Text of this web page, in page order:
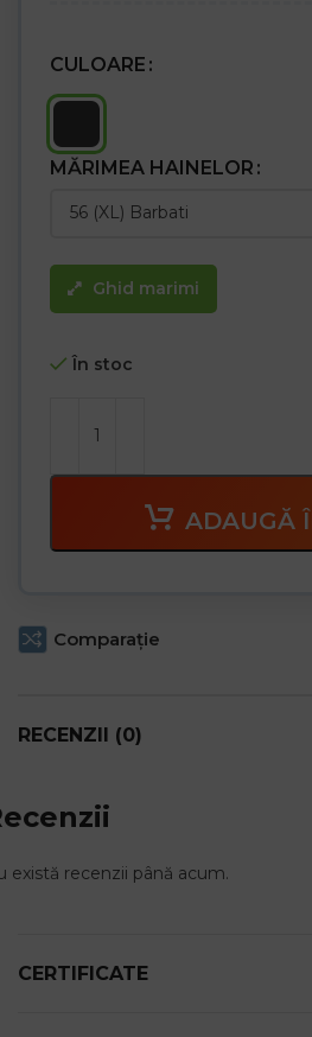
pentru accesorii și un buzunar lateral
– Talie elastică în spate pentru o
– Rezistență ridicată la abraziune
buzunare
Standard 100
CULOARE
MĂRIMEA HAINELOR
Ghid marimi
În stoc
ADAUGĂ
Comparaţie
RECENZII (0)
există recenzii până acum.
CERTIFICATE